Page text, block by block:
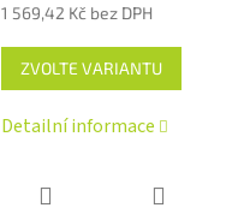
1 569,42 Kč bez DPH
Měrná
cena:
ZVOLTE VARIANTU
Detailní informace